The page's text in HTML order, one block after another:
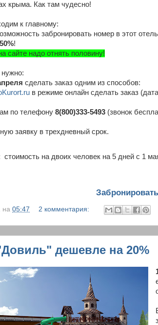
крыма. Как там чудесно!
к главному:
забронировать номер в этот
!
сайте надо отнять половину!
нужно:
сделать заказ одним из способов:
в режиме онлайн сделать заказ
по телефону 8(800)333-5493 (звонок
заявку в трехдневный срок.
на двоих человек на 5 дней с 1
Забронировать
на 05:47 2 комментария:
дешевле на 20%